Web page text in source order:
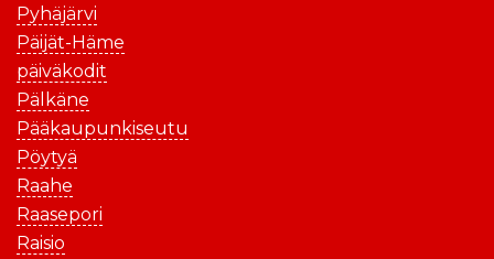
Pyhäjärvi
Päijät-Häme
päiväkodit
Pälkäne
Pääkaupunkiseutu
Pöytyä
Raahe
Raasepori
Raisio